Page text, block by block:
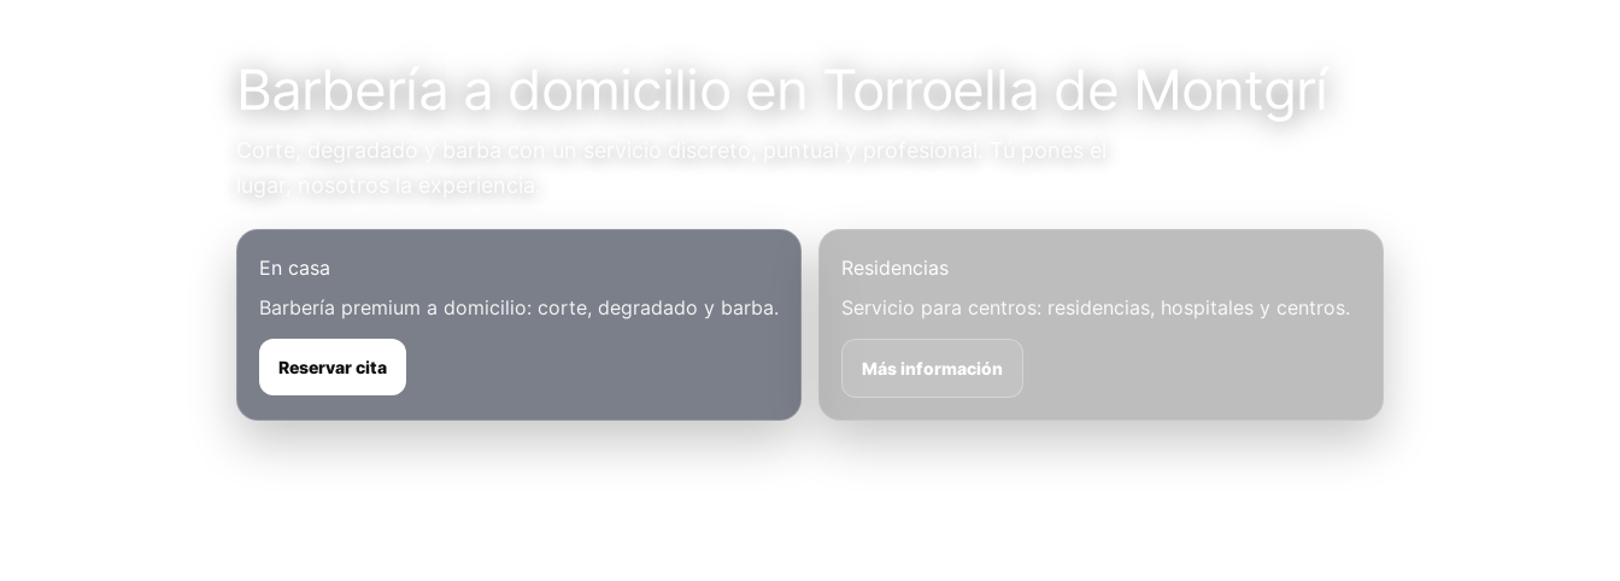
Barbería a domicilio en Torroella de Montgrí
Corte, degradado y barba con un servicio discreto, puntual y profesional. Tú pones el
En casa
Barbería premium a domicilio: corte, degradado y barba.
Reservar cita
Residencias
Servicio para centros: residencias, hospitales y centros.
Más información